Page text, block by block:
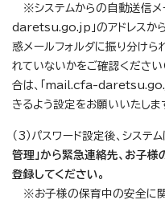
※システムからの自動送信
daretsu.go.jp」のアドレスから
惑メールフォルダに振り分け
れていないかをご確認ください
合は、「mail.cfa-
きるよう設定をお願いいたします
（3）パスワード設定後、システ
管理」から緊急連絡先、お子様
登録してください。
※お子様の保育中の安全に関